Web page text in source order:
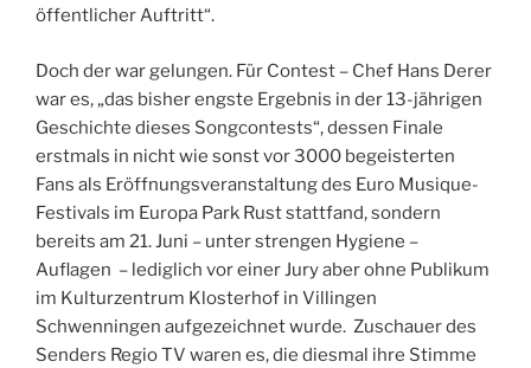
öffentlicher Auftritt“.
Doch der war gelungen. Für Contest – Chef Hans Derer
war es, „das bisher engste Ergebnis in der 13-jährigen
Geschichte dieses Songcontests“, dessen Finale
erstmals in nicht wie sonst vor 3000 begeisterten
Fans als Eröffnungsveranstaltung des Euro Musique-
Festivals im Europa Park Rust stattfand, sondern
bereits am 21. Juni – unter strengen Hygiene –
Auflagen – lediglich vor einer Jury aber ohne Publikum
im Kulturzentrum Klosterhof in Villingen
Schwenningen aufgezeichnet wurde. Zuschauer des
Senders Regio TV waren es, die diesmal ihre Stimme